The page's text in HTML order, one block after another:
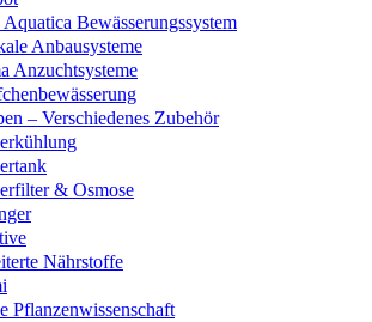
Aquatica Bewässerungssystem
Anbausysteme
Anzuchtsysteme
– Verschiedenes Zubehör
& Osmose
Nährstoffe
Pflanzenwissenschaft